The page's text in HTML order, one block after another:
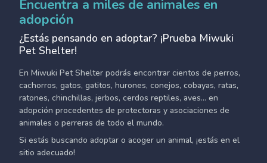
Encuentra a miles de animales en
adopción
¿Estás pensando en adoptar? ¡Prueba Miwuki
Pet Shelter!
En Miwuki Pet Shelter podrás encontrar cientos de perros,
cachorros, gatos, gatitos, hurones, conejos, cobayas, ratas,
ratones, chinchillas, jerbos, cerdos reptiles, aves... en
adopción procedentes de protectoras y asociaciones de
animales o perreras de todo el mundo.
Si estás buscando adoptar o acoger un animal, ¡estás en el
sitio adecuado!